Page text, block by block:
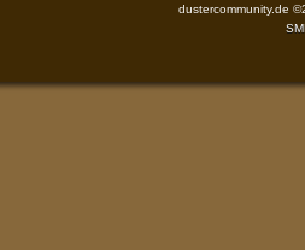
dustercommunity.de